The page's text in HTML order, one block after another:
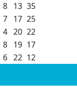
8 13 35
7 17 25
4 20 22
8 19 17
6 22 12